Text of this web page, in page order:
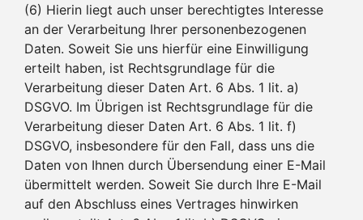
(6) Hierin liegt auch unser berechtigtes Interesse
an der Verarbeitung Ihrer personenbezogenen
Daten. Soweit Sie uns hierfür eine Einwilligung
erteilt haben, ist Rechtsgrundlage für die
Verarbeitung dieser Daten Art. 6 Abs. 1 lit. a)
DSGVO. Im Übrigen ist Rechtsgrundlage für die
Verarbeitung dieser Daten Art. 6 Abs. 1 lit. f)
DSGVO, insbesondere für den Fall, dass uns die
Daten von Ihnen durch Übersendung einer E-Mail
übermittelt werden. Soweit Sie durch Ihre E-Mail
auf den Abschluss eines Vertrages hinwirken